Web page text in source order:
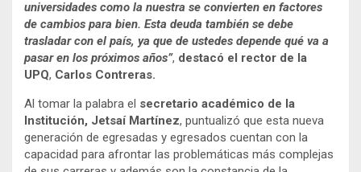
universidades como la nuestra se convierten en factores
de cambios para bien. Esta deuda también se debe
trasladar con el país, ya que de ustedes depende qué va a
pasar en los próximos años”, destacó el rector de la
UPQ, Carlos Contreras.
Al tomar la palabra el secretario académico de la
Institución, Jetsaí Martínez, puntualizó que esta nueva
generación de egresadas y egresados cuentan con la
capacidad para afrontar las problemáticas más complejas